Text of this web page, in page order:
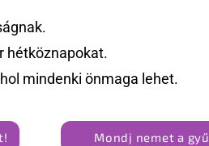
hétköznapokat.
mindenki önmaga lehet.
Mondj nemet a